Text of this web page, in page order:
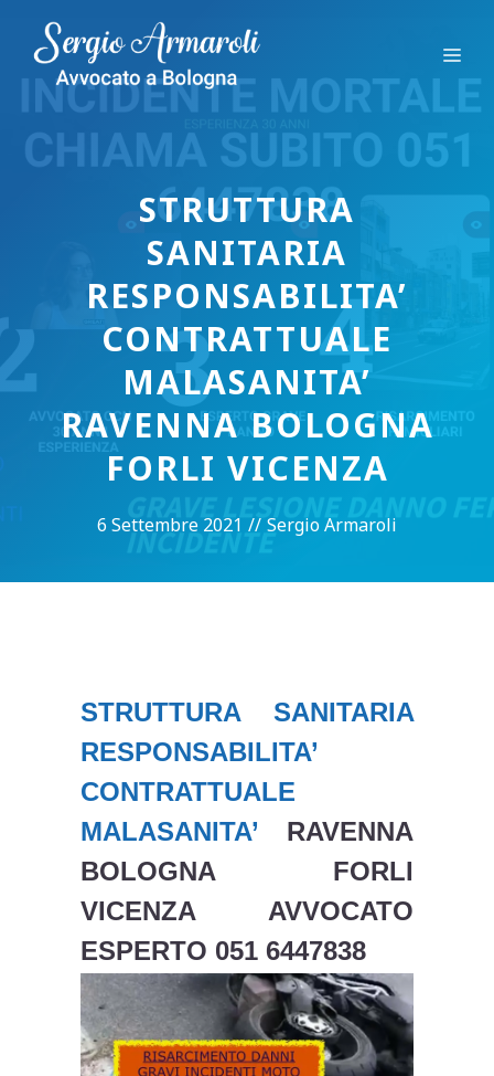
contenuto
STRUTTURA
SANITARIA
RESPONSABILITA’
CONTRATTUALE
MALASANITA’
RAVENNA BOLOGNA
FORLI VICENZA
6 Settembre 2021 // Sergio Armaroli
STRUTTURA SANITARIA
RESPONSABILITA’
CONTRATTUALE
MALASANITA’ RAVENNA
BOLOGNA FORLI
VICENZA AVVOCATO
ESPERTO 051 6447838